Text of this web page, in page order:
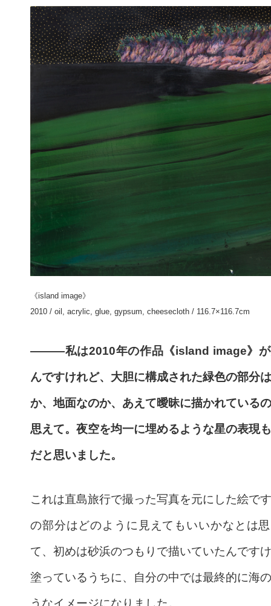
《island image》
2010 / oil, acrylic, glue, gypsum, cheesecloth / 116.7×116.7cm
———私は2010年の作品《island image》が
んですけれど、大胆に構成された緑色の部分
か、地面なのか、あえて曖昧に描かれている
思えて。夜空を均一に埋めるような星の表現
だと思いました。
これは直島旅行で撮った写真を元にした絵で
の部分はどのように見えてもいいかなとは
て、初めは砂浜のつもりで描いていたんです
塗っているうちに、自分の中では最終的に海
うなイメージになりました。